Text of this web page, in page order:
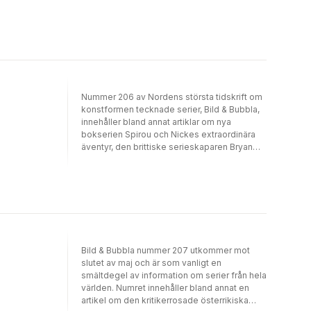
Ray Johansson.
Nummer 206 av Nordens största tidskrift om
konstformen tecknade serier, Bild & Bubbla,
innehåller bland annat artiklar om nya
bokserien Spirou och Nickes extraordinära
äventyr, den brittiske serieskaparen Bryan
sprängdes, en genomgång av serieåret 2015,
med mera. I detta nummer fortsätter vi
dessutom med vår nya Aktuellt-avdelning,
där sex korrespondenter rapporterar om vad
som händer i olika delar av världen. Numret
Bild & Bubbla nummer 207 utkommer mot
slutet av maj och är som vanligt en
smältdegel av information om serier från hela
världen. Numret innehåller bland annat en
artikel om den kritikerrosade österrikiska